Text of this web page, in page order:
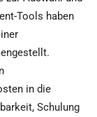
Tools haben
in die
Schulung